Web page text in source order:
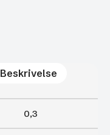
Beskrivelse
0,3